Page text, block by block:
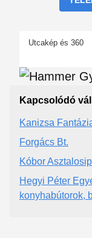
Utcakép és 360
Kapcsolódó
Kanizsa
Forgács Bt.
Kóbor
Hegyi Péter
konyhabútorok,